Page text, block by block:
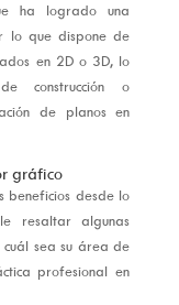
ha logrado una
lo que dispone de
en 2D o 3D, lo
construcción o
de planos en
gráfico
beneficios desde lo
resaltar algunas
cuál sea su área de
profesional en